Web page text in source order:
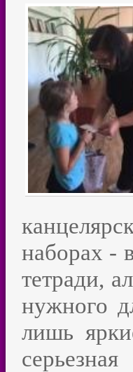
наборах -
тетради,
нужного
лишь